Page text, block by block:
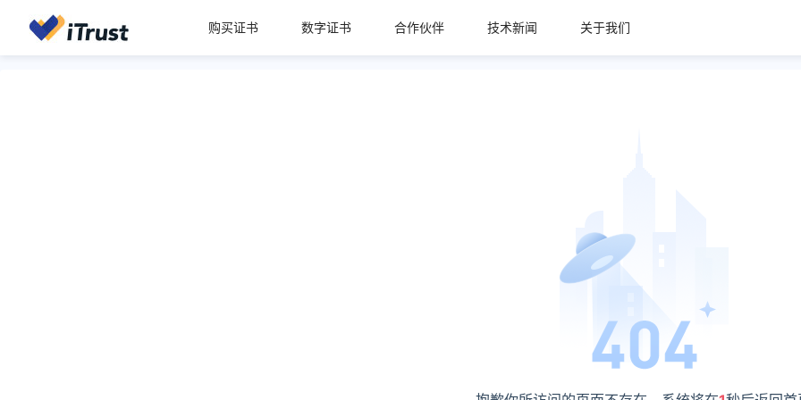
购买证书 数字证书 合作伙伴 技术新闻 关于我们